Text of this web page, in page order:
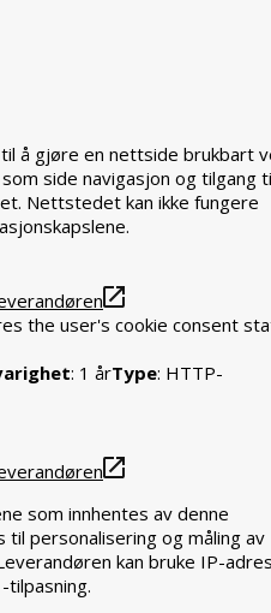
å gjøre en nettside brukbart
side navigasjon og tilgang
Nettstedet kan ikke fungere
the user's cookie consent
: 1 årType: HTTP-
som innhentes av denne
til personalisering og måling av
kan bruke IP-
tilpasning.